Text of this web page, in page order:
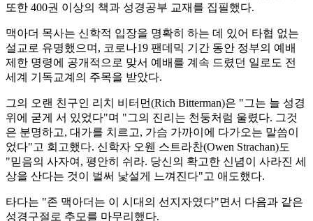
또한 400권 이상의 책과 성경공부 교재를 집필했다.
맥아더 목사는 신학적 입장을 명확히 하는 데 있어 타협 없는
설교로 유명했으며, 코로나19 팬데믹 기간 동안 정부의 예배
제한 명령에 공개적으로 맞서 예배를 계속 드렸던 일로도 전
세계 기독교계의 주목을 받았다.
그의 오랜 친구인 리치 비터먼(Rich Bitterman)은 "그는 늘 성경
위에 굳게 서 있었다"며 "그의 진리는 천둥처럼 울렸다. 그것
은 분명하고, 대가를 치르고, 가슴 가까이에 다가오는 말씀이
었다"고 회고했다. 신학자 오웬 스트라찬(Owen Strachan)도
"믿음의 사자여, 평안히 쉬라. 당신의 확고한 신념이 사라진 세
상을 산다는 것이 벌써 낯설게 느껴진다"고 애도했다.
타다는 "존 맥아더는 이 시대의 선지자였다"면서 다음과 같은
성경구절로 추모를 마무리했다.